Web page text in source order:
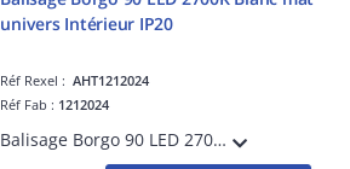
univers Intérieur IP20
Réf Rexel :AHT1212024
Réf Fab : 1212024
Balisage Borgo 90 LED 2700K Blanc mat référence 1212024 univers Intérieur source incluse 1 x 2W LED dimmable driver requis IP20 Classe III - Basse tension Zone 3